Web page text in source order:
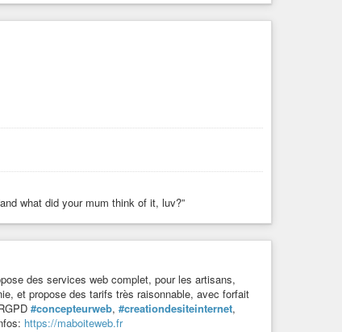
what did your mum think of it, luv?”
des services web complet, pour les artisans,
et propose des tarifs très raisonnable, avec forfait
#concepteurweb, #creationdesiteinternet,
https://maboiteweb.fr